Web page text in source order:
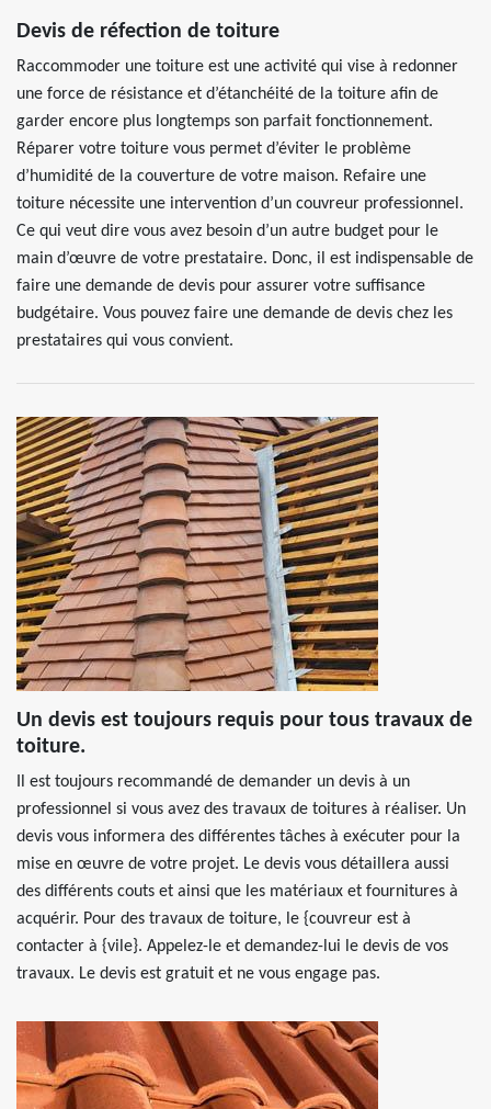
Devis de réfection de toiture
Raccommoder une toiture est une activité qui vise à redonner
une force de résistance et d’étanchéité de la toiture afin de
garder encore plus longtemps son parfait fonctionnement.
Réparer votre toiture vous permet d’éviter le problème
d’humidité de la couverture de votre maison. Refaire une
toiture nécessite une intervention d’un couvreur professionnel.
Ce qui veut dire vous avez besoin d’un autre budget pour le
main d’œuvre de votre prestataire. Donc, il est indispensable de
faire une demande de devis pour assurer votre suffisance
budgétaire. Vous pouvez faire une demande de devis chez les
prestataires qui vous convient.
Un devis est toujours requis pour tous travaux de
toiture.
Il est toujours recommandé de demander un devis à un
professionnel si vous avez des travaux de toitures à réaliser. Un
devis vous informera des différentes tâches à exécuter pour la
mise en œuvre de votre projet. Le devis vous détaillera aussi
des différents couts et ainsi que les matériaux et fournitures à
acquérir. Pour des travaux de toiture, le {couvreur est à
contacter à {vile}. Appelez-le et demandez-lui le devis de vos
travaux. Le devis est gratuit et ne vous engage pas.